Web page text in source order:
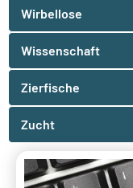
Wirbellose
Wissenschaft
Zierfische
Zucht